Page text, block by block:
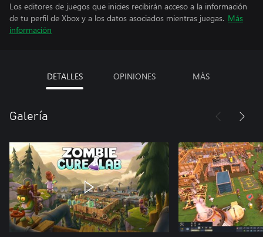
Los editores de juegos que inicies recibirán acceso a la información
de tu perfil de Xbox y a los datos asociados mientras juegas. Más
información
DETALLES OPINIONES MÁS
Galería